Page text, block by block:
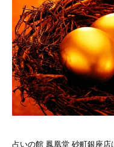
占いの館 鳳凰堂 砂町銀座店